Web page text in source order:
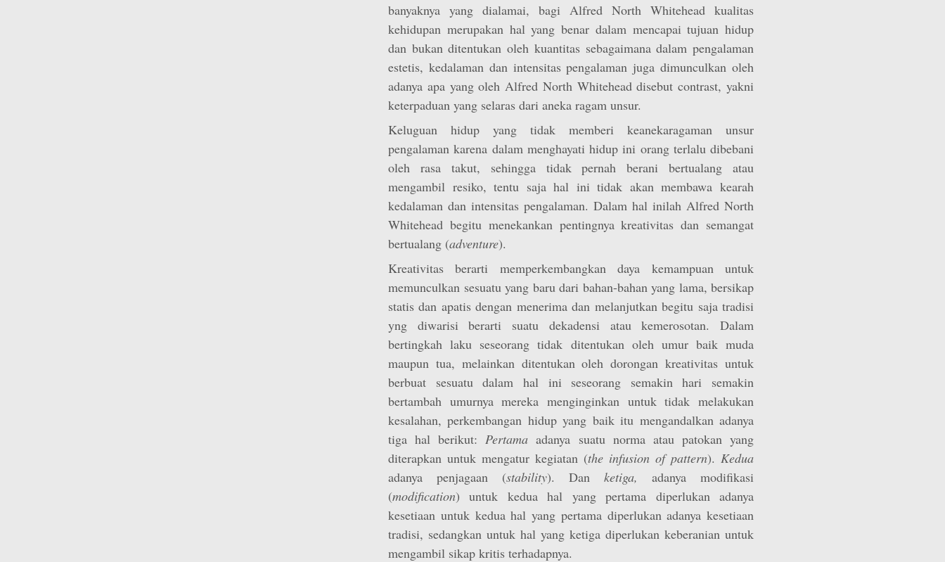
banyaknya yang dialamai, bagi Alfred North Whitehead kualitas
kehidupan merupakan hal yang benar dalam mencapai tujuan hidup
dan bukan ditentukan oleh kuantitas sebagaimana dalam pengalaman
estetis, kedalaman dan intensitas pengalaman juga dimunculkan oleh
adanya apa yang oleh Alfred North Whitehead disebut contrast, yakni
keterpaduan yang selaras dari aneka ragam unsur.
Keluguan hidup yang tidak memberi keanekaragaman unsur
pengalaman karena dalam menghayati hidup ini orang terlalu dibebani
oleh rasa takut, sehingga tidak pernah berani bertualang atau
mengambil resiko, tentu saja hal ini tidak akan membawa kearah
kedalaman dan intensitas pengalaman. Dalam hal inilah Alfred North
Whitehead begitu menekankan pentingnya kreativitas dan semangat
bertualang (adventure).
Kreativitas berarti memperkembangkan daya kemampuan untuk
memunculkan sesuatu yang baru dari bahan-bahan yang lama, bersikap
statis dan apatis dengan menerima dan melanjutkan begitu saja tradisi
yng diwarisi berarti suatu dekadensi atau kemerosotan. Dalam
bertingkah laku seseorang tidak ditentukan oleh umur baik muda
maupun tua, melainkan ditentukan oleh dorongan kreativitas untuk
berbuat sesuatu dalam hal ini seseorang semakin hari semakin
bertambah umurnya mereka menginginkan untuk tidak melakukan
kesalahan, perkembangan hidup yang baik itu mengandalkan adanya
tiga hal berikut: Pertama adanya suatu norma atau patokan yang
diterapkan untuk mengatur kegiatan (the infusion of pattern). Kedua
adanya penjagaan (stability). Dan ketiga,
adanya modifikasi
(modification) untuk kedua hal yang pertama diperlukan adanya
kesetiaan untuk kedua hal yang pertama diperlukan adanya kesetiaan
tradisi, sedangkan untuk hal yang ketiga diperlukan keberanian untuk
mengambil sikap kritis terhadapnya.